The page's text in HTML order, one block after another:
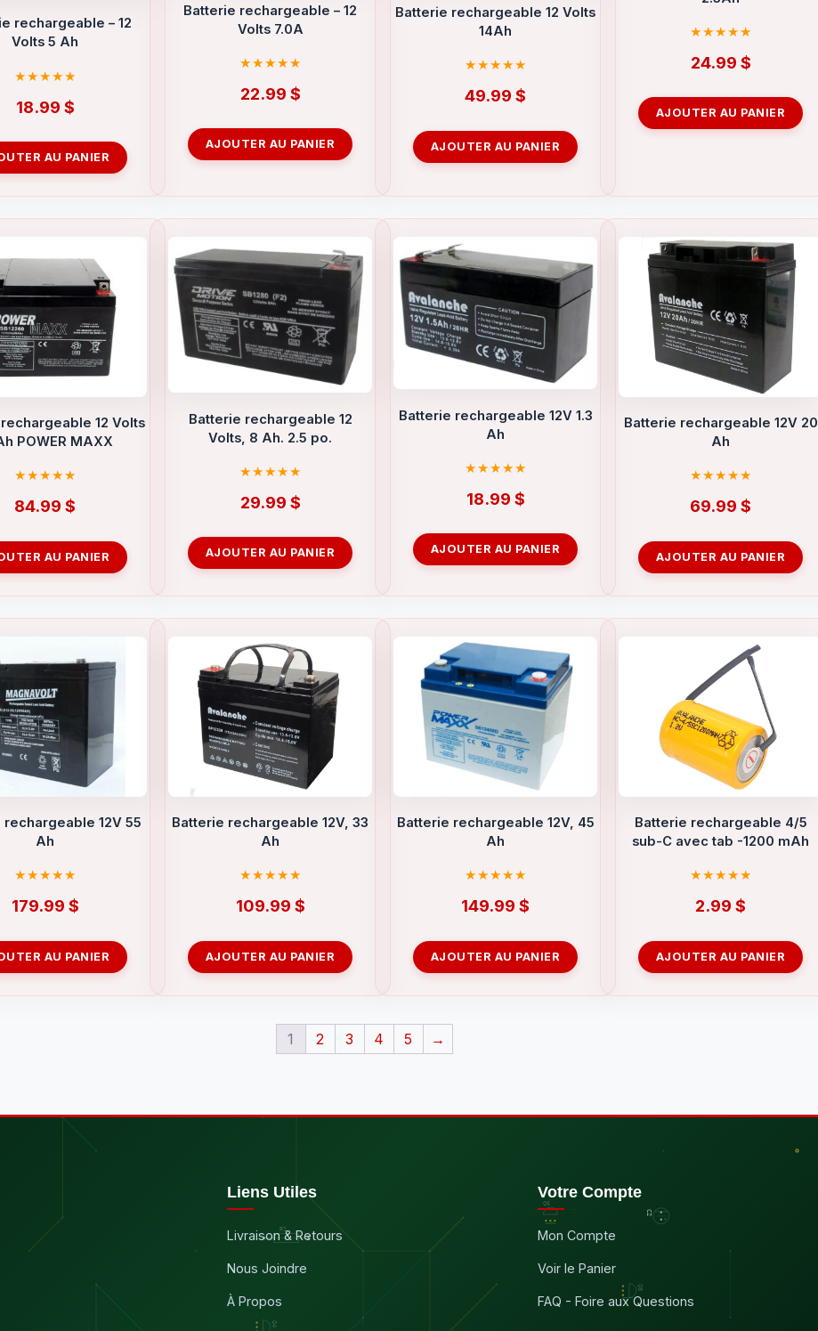
rechargeable – 12
Volts 5 Ah
18.99 $
AU PANIER
Batterie rechargeable – 12
Volts 7.0A
22.99 $
AJOUTER AU PANIER
Batterie rechargeable 12 Volts
14Ah
49.99 $
AJOUTER AU PANIER
24.99 $
AJOUTER AU PANIER
12 Volts
POWER MAXX
84.99 $
AU PANIER
Batterie rechargeable 12
Volts, 8 Ah. 2.5 po.
29.99 $
AJOUTER AU PANIER
Batterie rechargeable 12V 1.3
Ah
18.99 $
AJOUTER AU PANIER
Batterie rechargeable 12V 20
Ah
69.99 $
AJOUTER AU PANIER
rechargeable 12V 55
Ah
179.99 $
AU PANIER
Batterie rechargeable 12V, 33
Ah
109.99 $
AJOUTER AU PANIER
Batterie rechargeable 12V, 45
Ah
149.99 $
AJOUTER AU PANIER
Batterie rechargeable 4/5
sub-C avec tab -1200 mAh
2.99 $
AJOUTER AU PANIER
1 2 3 4 5 →
Liens Utiles
Livraison & Retours
Nous Joindre
À Propos
Votre Compte
Mon Compte
Voir le Panier
FAQ - Foire aux Questions